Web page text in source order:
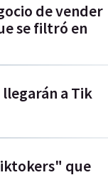
de vender
se filtró en
a Tik
que